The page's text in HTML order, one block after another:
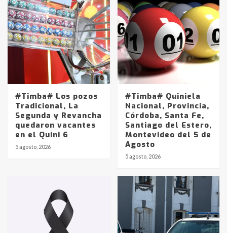
#Timba# Los pozos
Tradicional, La
Segunda y Revancha
quedaron vacantes
en el Quini 6
5 agosto, 2026
#Timba# Quiniela
Nacional, Provincia,
Córdoba, Santa Fe,
Santiago del Estero,
Montevideo del 5 de
Agosto
5 agosto, 2026
Identidad de los adolescentes
pampeanos que fueron
en la mañana del lunes
Accidente en Ruta 5: falleció un
joven de Trenque Lauquen